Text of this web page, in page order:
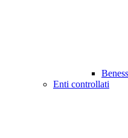
Enti controllati